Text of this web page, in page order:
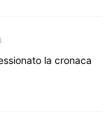
la cronaca